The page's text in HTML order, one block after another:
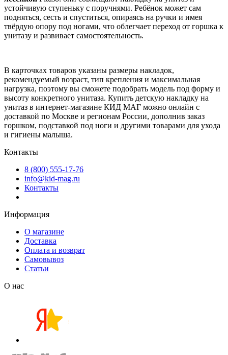
устойчивую ступеньку с поручнями. Ребёнок может сам
подняться, сесть и спуститься, опираясь на ручки и имея
твёрдую опору под ногами, что облегчает переход от горшка к
унитазу и развивает самостоятельность.
В карточках товаров указаны размеры накладок,
рекомендуемый возраст, тип крепления и максимальная
нагрузка, поэтому вы сможете подобрать модель под форму и
высоту конкретного унитаза. Купить детскую накладку на
унитаз в интернет-магазине КИД МАГ можно онлайн с
доставкой по Москве и регионам России, дополнив заказ
горшком, подставкой под ноги и другими товарами для ухода
и гигиены малыша.
Контакты
8 (800) 555-17-76
info@kid-mag.ru
Контакты
Информация
О магазине
Доставка
Оплата и возврат
Самовывоз
Статьи
О нас